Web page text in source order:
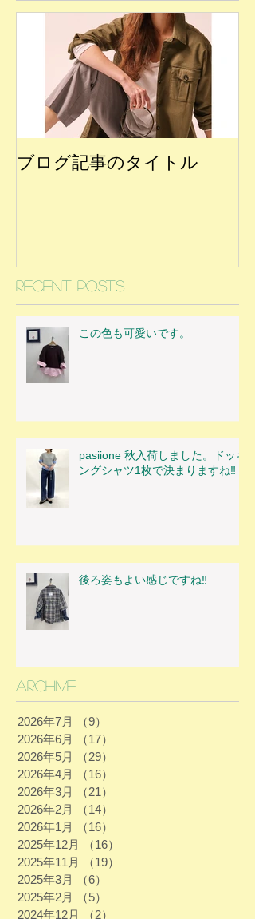
ブログ記事のタイトル
Recent Posts
この色も可愛いです。
pasiione 秋入荷しました。ドッキ
ングシャツ1枚で決まりますね‼
後ろ姿もよい感じですね‼
Archive
2026年7月 （9）
2026年6月
（17）
2026年5月
（29）
2026年4月
（16）
2026年3月
（21）
2026年2月
（14）
2026年1月
（16）
2025年12月
（16）
2025年11月
（19）
2025年3月
（6）
2025年2月
（5）
2024年12月
（2）